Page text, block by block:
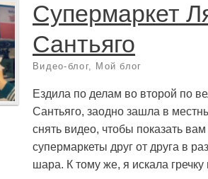
Супермаркет
Сантьяго
Видео-блог, Мой блог
Ездила по делам во второй по
Сантьяго, заодно зашла в
снять видео, чтобы показать
супермаркеты друг от друга в
шара. К тому же, я искала